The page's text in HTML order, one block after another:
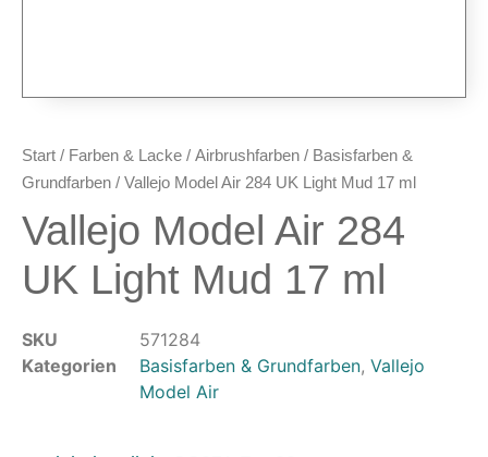
Kompressoren
Schläuche & Kupplungen
Luftfilter & Druckregler
Werkzeuge & Malzubehör
Pinstriping & Linienführung
Radierer & Schneidewerkzeuge
Plotter & Zubehör
Start / Farben & Lacke / Airbrushfarben / Basisfarben &
Grundfarben / Vallejo Model Air 284 UK Light Mud 17 ml
Vallejo Model Air 284
UK Light Mud 17 ml
SKU
571284
Kategorien
Basisfarben & Grundfarben, Vallejo
Model Air